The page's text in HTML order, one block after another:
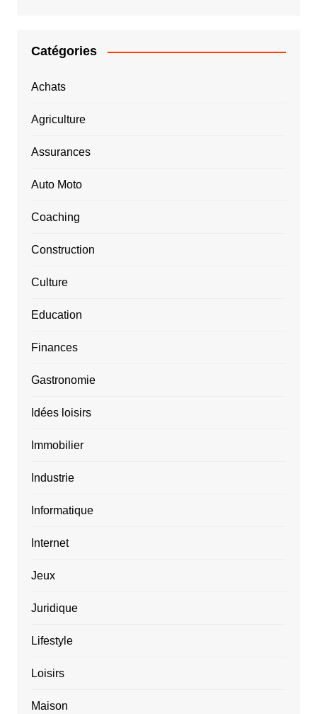
Catégories
Achats
Agriculture
Assurances
Auto Moto
Coaching
Construction
Culture
Education
Finances
Gastronomie
Idées loisirs
Immobilier
Industrie
Informatique
Internet
Jeux
Juridique
Lifestyle
Loisirs
Maison